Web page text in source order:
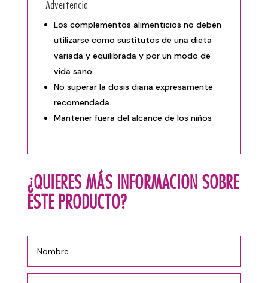
Advertencia
Los complementos alimenticios no deben
utilizarse como sustitutos de una dieta
variada y equilibrada y por un modo de
vida sano.
No superar la dosis diaria expresamente
recomendada.
Mantener fuera del alcance de los niños
¿QUIERES MÁS INFORMACION SOBRE
ESTE PRODUCTO?